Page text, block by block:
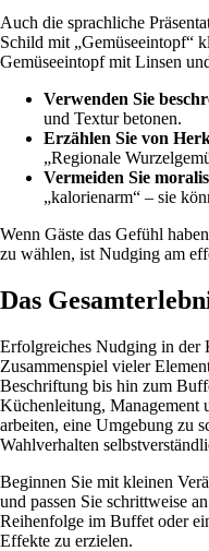
Auch die sprachliche
Schild mit „Gemüseeintopf“
Gemüseeintopf mit Linsen
Verwenden Sie
und Textur betonen.
Erzählen Sie von
„Regionale
Vermeiden Sie
„kalorienarm“ – sie
Wenn Gäste das Gefühl
zu wählen, ist Nudging am
Das
Erfolgreiches Nudging in der
Zusammenspiel vieler
Beschriftung bis hin zum
Küchenleitung, Management
arbeiten, eine Umgebung zu
Wahlverhalten
Beginnen Sie mit kleinen
und passen Sie schrittweise
Reihenfolge im Buffet oder
Effekte zu erzielen.